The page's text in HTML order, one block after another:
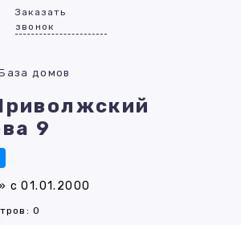
Заказать
звонок
домов
9
с 01.01.2000
0